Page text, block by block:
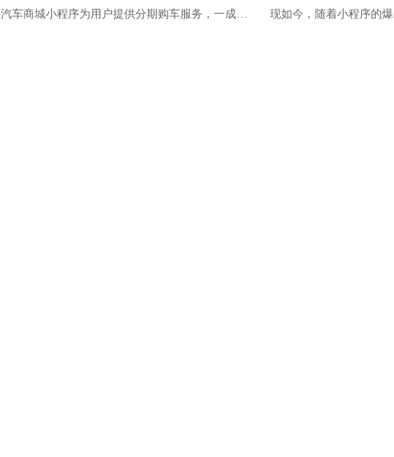
汽车商城小程序为用户提供分期购车服务，一成首
现如今，随着小程序的